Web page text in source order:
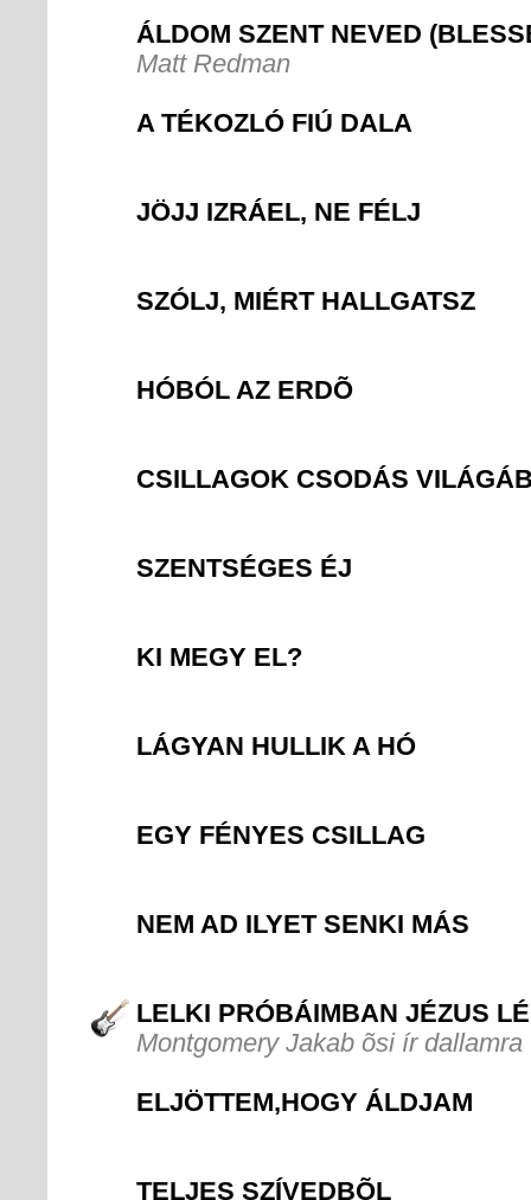
ÁLDOM SZENT NEVED
Matt Redman
A TÉKOZLÓ FIÚ DALA
JÖJJ IZRÁEL, NE FÉLJ
SZÓLJ, MIÉRT HALLGATSZ
HÓBÓL AZ ERDÕ
CSILLAGOK CSODÁS
SZENTSÉGES ÉJ
KI MEGY EL?
LÁGYAN HULLIK A HÓ
EGY FÉNYES CSILLAG
NEM AD ILYET SENKI MÁS
LELKI PRÓBÁIMBAN JÉZUS
Montgomery Jakab õsi ír dallamra
ELJÖTTEM,HOGY ÁLDJAM
TELJES SZÍVEDBÕL